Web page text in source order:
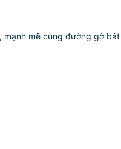
mẽ cùng đường gờ